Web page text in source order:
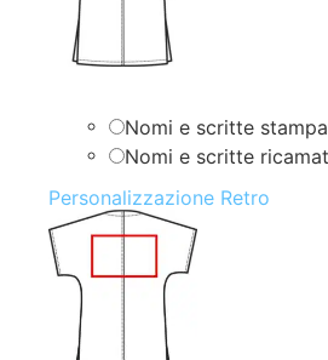
Nomi e scritte
Nomi e scritte
Personalizzazione Retro